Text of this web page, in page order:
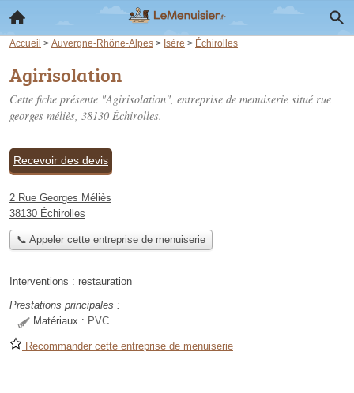
Accueil > Auvergne-Rhône-Alpes > Isère > Échirolles
Agirisolation
Cette fiche présente "Agirisolation", entreprise de menuiserie situé rue
georges méliès, 38130 Échirolles.
Recevoir des devis
2 Rue Georges Méliès
38130 Échirolles
📞 Appeler cette entreprise de menuiserie
Interventions : restauration
Prestations principales :
Matériaux : PVC
Recommander cette entreprise de menuiserie